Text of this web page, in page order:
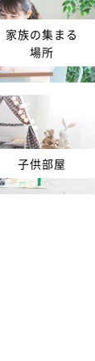
家族の集まる
場所
子供部屋